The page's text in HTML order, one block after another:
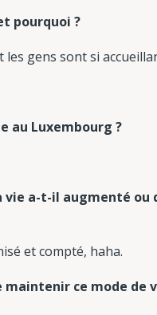
pourquoi ?
gens sont si
au Luxembourg ?
vie a-t-il augmenté ou
et compté, haha.
ce mode de